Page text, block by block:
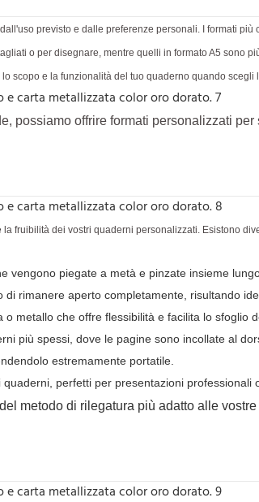
previsto e dalle preferenze personali. I formati più
o per disegnare, mentre quelli in formato A5 sono
scopo e la funzionalità del tuo quaderno quando scegli
possiamo offrire formati personalizzati
fruibilità dei vostri quaderni personalizzati. Esistono
vengono piegate a metà e pinzate insieme
rimanere aperto completamente, risultando
metallo che offre flessibilità e facilita lo sfoglio
più spessi, dove le pagine sono incollate al
estremamente portatile.
perfetti per presentazioni professionali
metodo di rilegatura più adatto alle